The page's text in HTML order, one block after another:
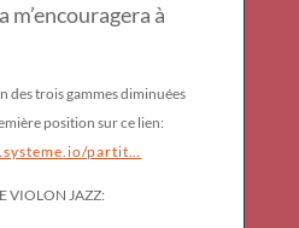
m’encouragera à
des trois gammes diminuées
position sur ce lien:
partit…
VIOLON JAZZ: